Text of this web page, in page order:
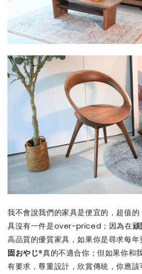
我不會說我們的家具是便宜的，超值
具沒有一件是over-priced ；因為在頑
高品質的優質家具，如果你是尋求每
固おやじ®真的不適合你；但如果你和
有要求，尊重設計，欣賞傳統，你應